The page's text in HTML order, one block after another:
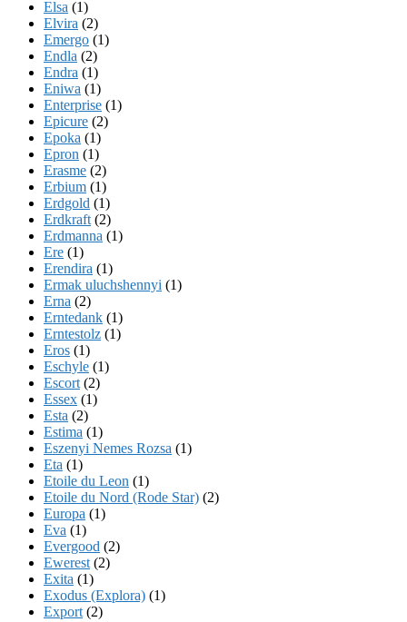
Elsa (1)
Elvira (2)
Emergo (1)
Endla (2)
Endra (1)
Eniwa (1)
Enterprise (1)
Epicure (2)
Epoka (1)
Epron (1)
Erasme (2)
Erbium (1)
Erdgold (1)
Erdkraft (2)
Erdmanna (1)
Ere (1)
Erendira (1)
Ermak uluchshennyi (1)
Erna (2)
Erntedank (1)
Erntestolz (1)
Eros (1)
Eschyle (1)
Escort (2)
Essex (1)
Esta (2)
Estima (1)
Eszenyi Nemes Rozsa (1)
Eta (1)
Etoile du Leon (1)
Etoile du Nord (Rode Star) (2)
Europa (1)
Eva (1)
Evergood (2)
Ewerest (2)
Exita (1)
Exodus (Explora) (1)
Export (2)